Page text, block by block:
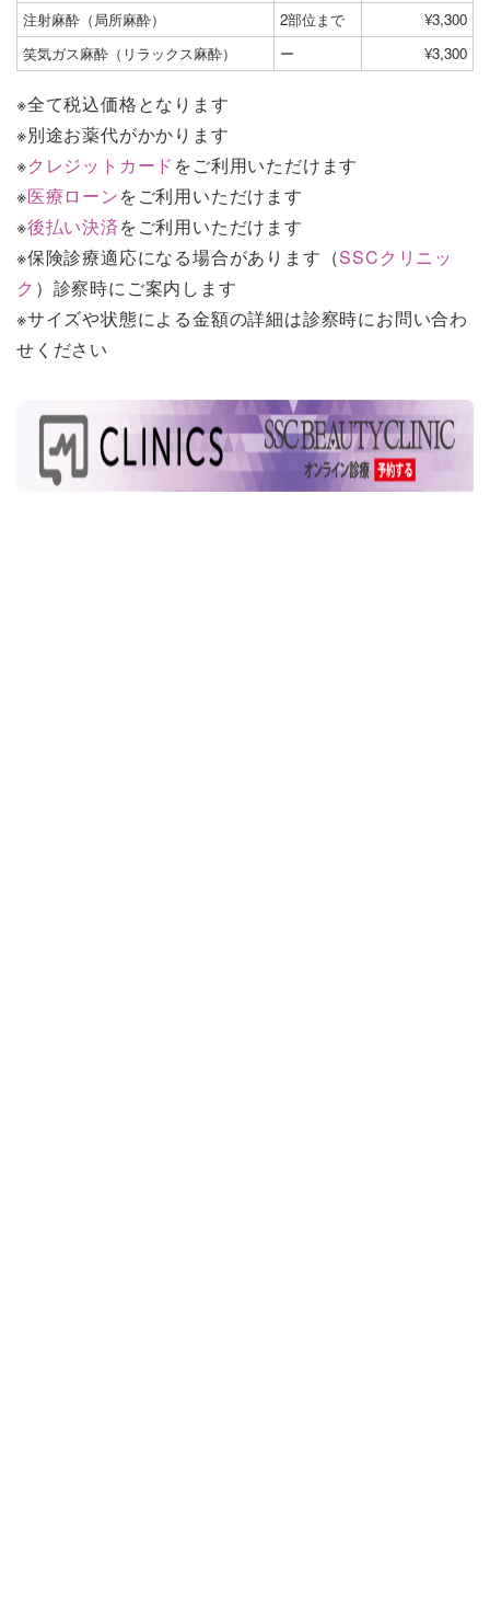
注射麻酔（局所麻酔）
2部位まで
¥3,300
笑気ガス麻酔（リラックス麻酔）
ー ¥3,300
※全て税込価格となります
※別途お薬代がかかります
※クレジットカード をご利用いただけます
※医療ローンをご利用いただけます
※後払い決済をご利用いただけます
※保険診療適応になる場合があります（SSCクリニッ
ク ）診察時にご案内します
※サイズや状態による金額の詳細は診察時にお問い合わ
せください